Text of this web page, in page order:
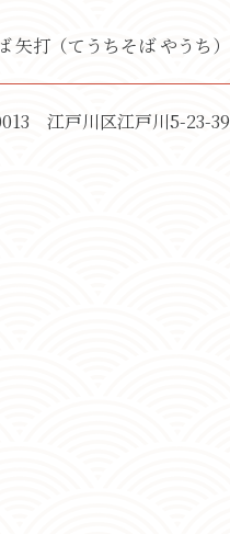
矢打（てうちそば やうち）
江戸川区江戸川5-23-39